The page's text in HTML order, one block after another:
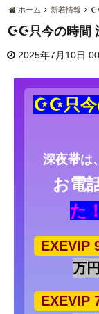
ホーム 新着情報
☪☪只今の時間
2025年7月10日
☪☪只今
深夜帯は
お電
た
EXEVIP
万円
EXEVIP